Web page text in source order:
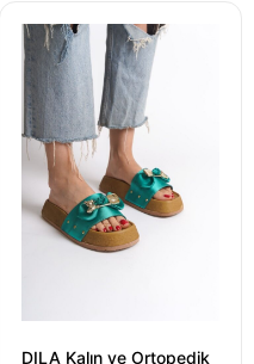
DILA Kalın ve Ortopedik